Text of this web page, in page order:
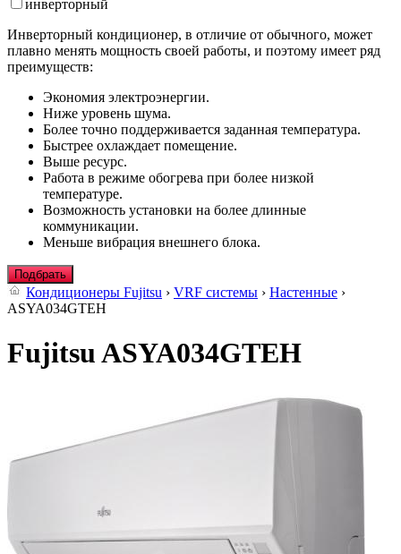
инверторный
Инверторный кондиционер, в отличие от обычного, может
плавно менять мощность своей работы, и поэтому имеет ряд
преимуществ:
Экономия электроэнергии.
Ниже уровень шума.
Более точно поддерживается заданная температура.
Быстрее охлаждает помещение.
Выше ресурс.
Работа в режиме обогрева при более низкой
температуре.
Возможность установки на более длинные
коммуникации.
Меньше вибрация внешнего блока.
Подбрать
Кондиционеры Fujitsu › VRF системы › Настенные ›
ASYA034GТЕH
Fujitsu ASYA034GТЕH